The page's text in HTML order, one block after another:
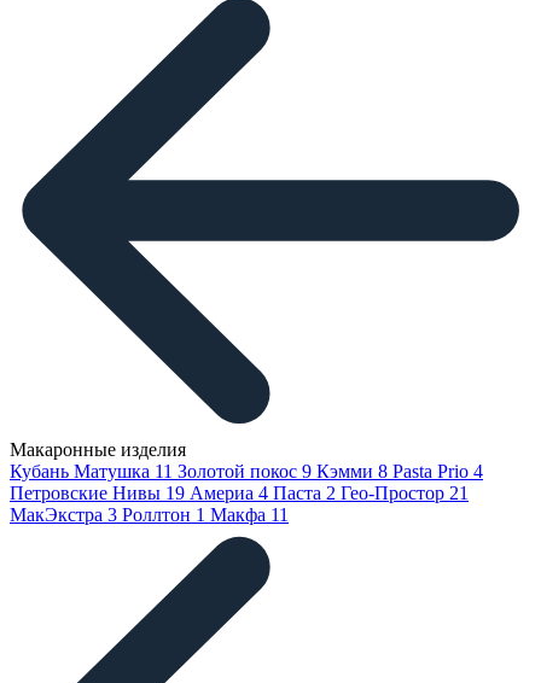
Макаронные изделия
Кубань Матушка 11 Золотой покос 9 Кэмми 8 Pasta Prio 4
Петровские Нивы 19 Америа 4 Паста 2 Гео-Простор 21
МакЭкстра 3 Роллтон 1 Макфа 11